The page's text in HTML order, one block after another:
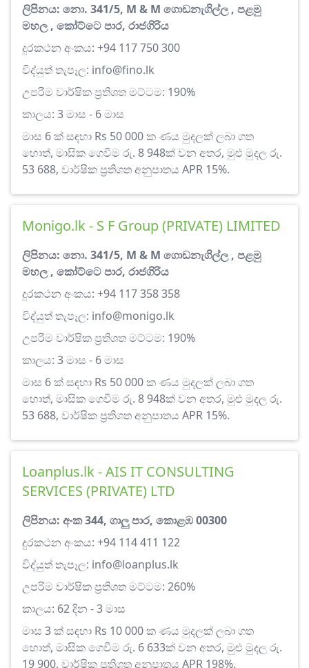
ලිපිනය: නො. 341/5, M & M ගොඩනැගිල්ල , පළමු
මහල , කෝට්ටෙ පාර, රාජගිරිය
දුරකථන අංකය: +94 117 750 300
විද්යුත් තැපෑල: info@fino.lk
උපරිම වාර්ෂික ප්‍රතිශත මට්ටම: 190%
කාලය: 3 මාස - 6 මාස
මාස 6 ක් සඳහා Rs 50 000 ක ණය මුදලක් ලබා ගත
හොත්, මාසික ගෙවීම රු. 8 948ක් වන අතර, මුළු මුදල රු.
53 688, වාර්ෂික ප්‍රතිශත අනුපාතය APR 15%.
Monigo.lk - S F Group (PRIVATE) LIMITED
ලිපිනය: නො. 341/5, M & M ගොඩනැගිල්ල , පළමු
මහල , කෝට්ටෙ පාර, රාජගිරිය
දුරකථන අංකය: +94 117 358 358
විද්යුත් තැපෑල: info@monigo.lk
උපරිම වාර්ෂික ප්‍රතිශත මට්ටම: 190%
කාලය: 3 මාස - 6 මාස
මාස 6 ක් සඳහා Rs 50 000 ක ණය මුදලක් ලබා ගත
හොත්, මාසික ගෙවීම රු. 8 948ක් වන අතර, මුළු මුදල රු.
53 688, වාර්ෂික ප්‍රතිශත අනුපාතය APR 15%.
Loanplus.lk - AIS IT CONSULTING
SERVICES (PRIVATE) LTD
ලිපිනය: අංක 344, ගාලු පාර, කොළඹ 00300
දුරකථන අංකය: +94 114 411 122
විද්යුත් තැපෑල: info@loanplus.lk
උපරිම වාර්ෂික ප්‍රතිශත මට්ටම: 260%
කාලය: 62 දින - 3 මාස
මාස 3 ක් සඳහා Rs 10 000 ක ණය මුදලක් ලබා ගත
හොත්, මාසික ගෙවීම රු. 6 633ක් වන අතර, මුළු මුදල රු.
19 900, වාර්ෂික ප්‍රතිශත අනුපාතය APR 198%.